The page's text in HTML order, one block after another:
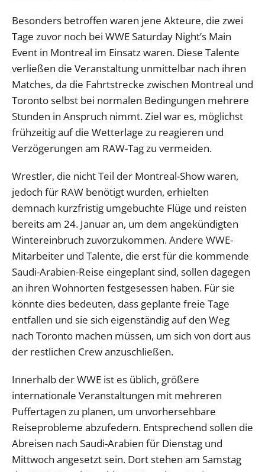
Besonders betroffen waren jene Akteure, die zwei
Tage zuvor noch bei WWE Saturday Night’s Main
Event in Montreal im Einsatz waren. Diese Talente
verließen die Veranstaltung unmittelbar nach ihren
Matches, da die Fahrtstrecke zwischen Montreal und
Toronto selbst bei normalen Bedingungen mehrere
Stunden in Anspruch nimmt. Ziel war es, möglichst
frühzeitig auf die Wetterlage zu reagieren und
Verzögerungen am RAW-Tag zu vermeiden.
Wrestler, die nicht Teil der Montreal-Show waren,
jedoch für RAW benötigt wurden, erhielten
demnach kurzfristig umgebuchte Flüge und reisten
bereits am 24. Januar an, um dem angekündigten
Wintereinbruch zuvorzukommen. Andere WWE-
Mitarbeiter und Talente, die erst für die kommende
Saudi-Arabien-Reise eingeplant sind, sollen dagegen
an ihren Wohnorten festgesessen haben. Für sie
könnte dies bedeuten, dass geplante freie Tage
entfallen und sie sich eigenständig auf den Weg
nach Toronto machen müssen, um sich von dort aus
der restlichen Crew anzuschließen.
Innerhalb der WWE ist es üblich, größere
internationale Veranstaltungen mit mehreren
Puffertagen zu planen, um unvorhersehbare
Reiseprobleme abzufedern. Entsprechend sollen die
Abreisen nach Saudi-Arabien für Dienstag und
Mittwoch angesetzt sein. Dort stehen am Samstag